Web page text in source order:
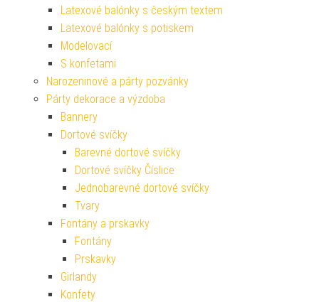
Latexové balónky s českým textem
Latexové balónky s potiskem
Modelovací
S konfetami
Narozeninové a párty pozvánky
Párty dekorace a výzdoba
Bannery
Dortové svíčky
Barevné dortové svíčky
Dortové svíčky Číslice
Jednobarevné dortové svíčky
Tvary
Fontány a prskavky
Fontány
Prskavky
Girlandy
Konfety